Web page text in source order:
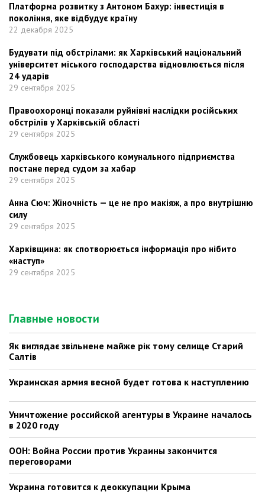
Платформа розвитку з Антоном Бахур: інвестиція в
покоління, яке відбудує країну
22 декабря 2025
Будувати під обстрілами: як Харківський національний
університет міського господарства відновлюється після
24 ударів
29 сентября 2025
Правоохоронці показали руйнівні наслідки російських
обстрілів у Харківській області
29 сентября 2025
Службовець харківського комунального підприємства
постане перед судом за хабар
29 сентября 2025
Анна Сюч: Жіночність — це не про макіяж, а про внутрішню
силу
29 сентября 2025
Харківщина: як спотворюється інформація про нібито
«наступ»
29 сентября 2025
Главные новости
Як виглядає звільнене майже рік тому селище Старий
Салтів
Украинская армия весной будет готова к наступлению
Уничтожение российской агентуры в Украине началось
в 2020 году
ООН: Война России против Украины закончится
переговорами
Украина готовится к деоккупации Крыма